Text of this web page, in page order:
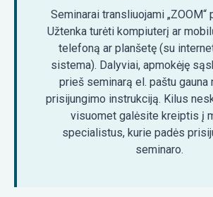
Seminarai transliuojami „ZOOM“
Užtenka turėti kompiuterį ar
telefoną ar planšetę (su
sistema). Dalyviai, apmokėję
prieš seminarą el. paštu gauna
prisijungimo instrukciją. Kilus
visuomet galėsite kreiptis į
specialistus, kurie padės
seminaro.